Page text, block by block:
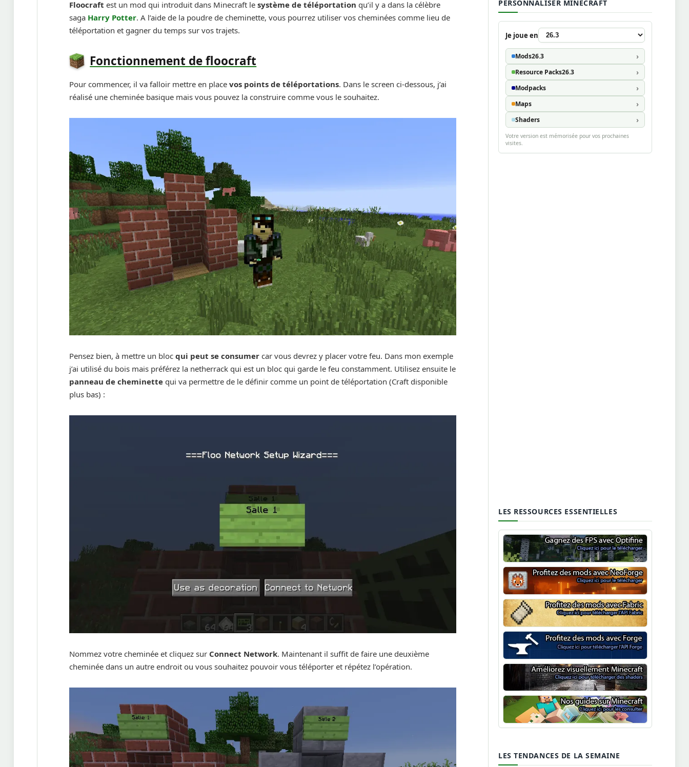
Floocraft est un mod qui introduit dans Minecraft lesystème de téléportation qu’il y a dans la célèbre
saga Harry Potter. A l’aide de la poudre de cheminette, vous pourrez utiliser vos cheminées comme lieu de
téléportation et gagner du temps sur vos trajets.
Fonctionnement de floocraft
Pour commencer, il va falloir mettre en placevos points de téléportations. Dans le screen ci-dessous, j’ai
réalisé une cheminée basique mais vous pouvez la construire comme vous le souhaitez.
Pensez bien, à mettre un blocqui peut se consumer car vous devrez y placer votre feu. Dans mon exemple
j’ai utilisé du bois mais préférez la netherrack qui est un bloc qui garde le feu constamment. Utilisez ensuite le
panneau de cheminette qui va permettre de le définir comme un point de téléportation (Craft disponible
plus bas) :
Nommez votre cheminée et cliquez sur Connect Network. Maintenant il suffit de faire une deuxième
cheminée dans un autre endroit ou vous souhaitez pouvoir vous téléporter et répétez l’opération.
PERSONNALISER MINECRAFT
Je joue en
Mods26.3
Resource Packs26.3
Modpacks
Maps
Shaders
Votre version est mémorisée pour vos prochaines
visites.
LES RESSOURCES ESSENTIELLES
Optifine
NeoForge
Minecraft Fabric
Minecraft Forge
Shaders Minecraft
Guide Minecraft
LES TENDANCES DE LA SEMAINE